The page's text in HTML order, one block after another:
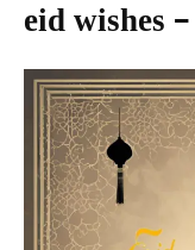
eid wishes